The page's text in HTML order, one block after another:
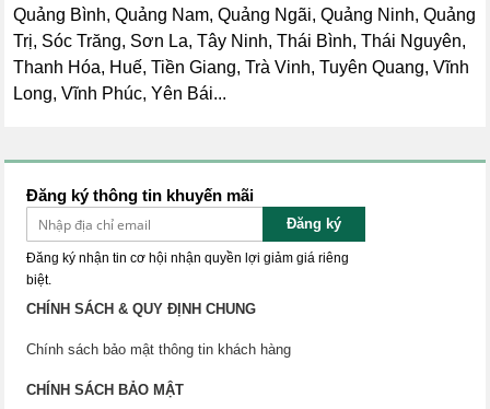
Quảng Bình, Quảng Nam, Quảng Ngãi, Quảng Ninh, Quảng
Trị, Sóc Trăng, Sơn La, Tây Ninh, Thái Bình, Thái Nguyên,
Thanh Hóa, Huế, Tiền Giang, Trà Vinh, Tuyên Quang, Vĩnh
Long, Vĩnh Phúc, Yên Bái...
Đăng ký thông tin khuyến mãi
Đăng ký
Đăng ký nhận tin cơ hội nhận quyền lợi giảm giá riêng
biệt.
CHÍNH SÁCH & QUY ĐỊNH CHUNG
Chính sách bảo mật thông tin khách hàng
CHÍNH SÁCH BẢO MẬT